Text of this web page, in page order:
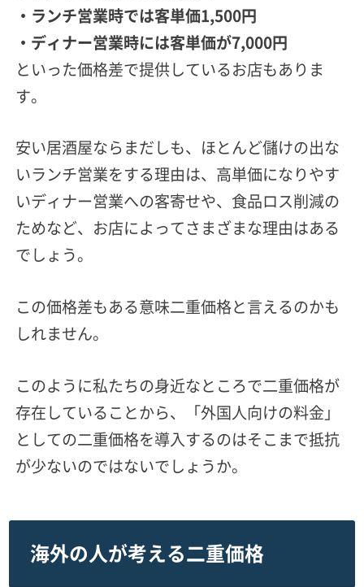
・ランチ営業時では客単価1,500円
・ディナー営業時には客単価が7,000円
といった価格差で提供しているお店もありま
す。
安い居酒屋ならまだしも、ほとんど儲けの出な
いランチ営業をする理由は、 高単価になりやす
いディナー営業への客寄せや、食品ロス削減の
ためなど、お店によってさまざまな理由はある
でしょう。
この価格差もある意味二重価格と言えるのかも
しれません。
このように私たちの身近なところで二重価格が
存在していることから、
「外国人向けの料金」
としての二重価格を導入するのはそこまで抵抗
が少ないのではないでしょうか。
海外の人が考える二重価格